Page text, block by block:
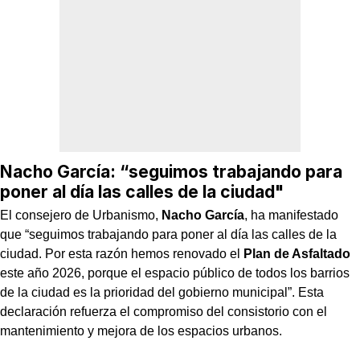
Nacho García: “seguimos trabajando para
poner al día las calles de la ciudad"
El consejero de Urbanismo, Nacho García, ha manifestado
que “seguimos trabajando para poner al día las calles de la
ciudad. Por esta razón hemos renovado el
Plan de Asfaltado
este año 2026, porque el espacio público de todos los barrios
de la ciudad es la prioridad del gobierno municipal”. Esta
declaración refuerza el compromiso del consistorio con el
mantenimiento y mejora de los espacios urbanos.